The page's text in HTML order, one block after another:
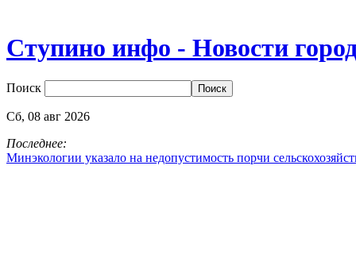
Ступино инфо - Новости
Поиск
Сб, 08 авг 2026
Последнее:
Минэкологии указало на недопустимость порчи